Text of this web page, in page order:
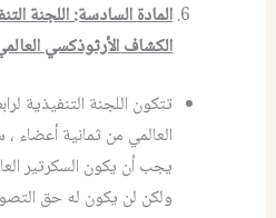
المادة السادسة: اللجنة
الكشاف الأرثوذكسي
تتكون اللجنة التنفيذية
العالمي من ثمانية أعضاء
يجب أن يكون السكرتير
ولكن لن يكون له حق